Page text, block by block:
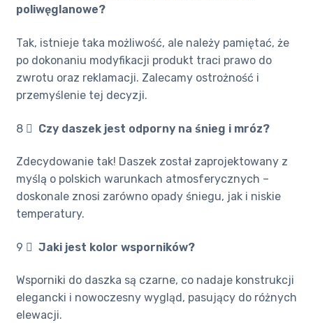
poliwęglanowe?
Tak, istnieje taka możliwość, ale należy pamiętać, że
po dokonaniu modyfikacji produkt traci prawo do
zwrotu oraz reklamacji. Zalecamy ostrożność i
przemyślenie tej decyzji.
8 ️⃣ Czy daszek jest odporny na śnieg i mróz?
Zdecydowanie tak! Daszek został zaprojektowany z
myślą o polskich warunkach atmosferycznych –
doskonale znosi zarówno opady śniegu, jak i niskie
temperatury.
9 ️⃣ Jaki jest kolor wsporników?
Wsporniki do daszka są czarne, co nadaje konstrukcji
elegancki i nowoczesny wygląd, pasujący do różnych
elewacji.